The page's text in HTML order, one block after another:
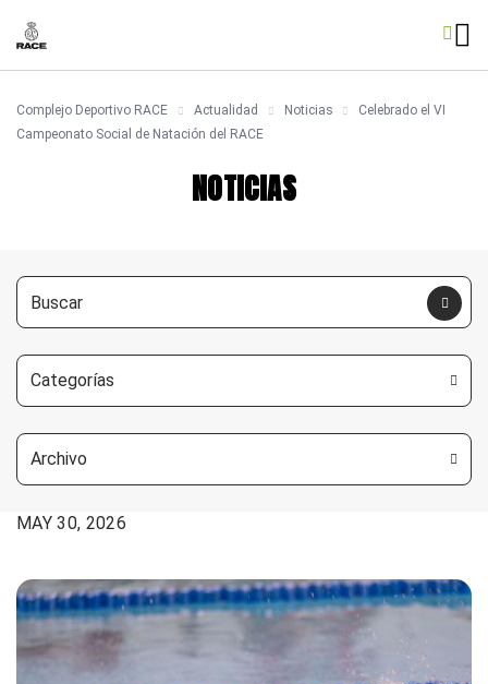
Complejo Deportivo RACE Actualidad Noticias
Celebrado el VI
Campeonato Social de Natación del RACE
NOTICIAS
Categorías
Archivo
FECHA:
MAY 30, 2026